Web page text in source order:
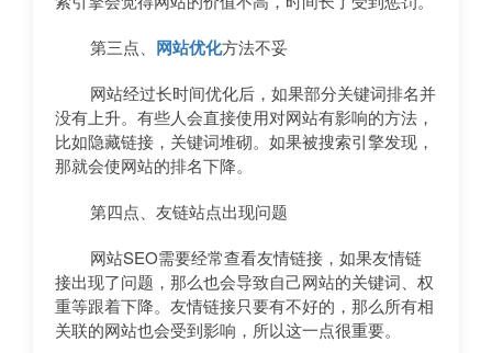
第三点、 网站优化方法不妥
网站经过长时间优化后，如果部分关键词排名并
没有上升。有些人会直接使用对网站有影响的方法，
比如隐藏链接，关键词堆砌。如果被搜索引擎发现，
那就会使网站的排名下降。
第四点、友链站点出现问题
网站SEO需要经常查看友情链接，如果友情链
接出现了问题，那么也会导致自己网站的关键词、权
重等跟着下降。友情链接只要有不好的，那么所有相
关联的网站也会受到影响，所以这一点很重要。